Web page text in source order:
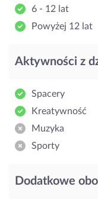
6 - 12 lat
Powyżej 12 lat
Aktywności z
Spacery
Kreatywność
Muzyka
Sporty
Dodatkowe